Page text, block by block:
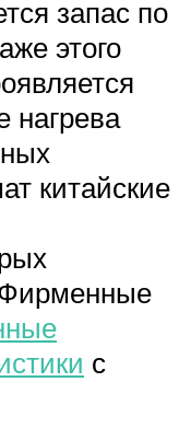
запас по
этого
нагрева
китайские
с